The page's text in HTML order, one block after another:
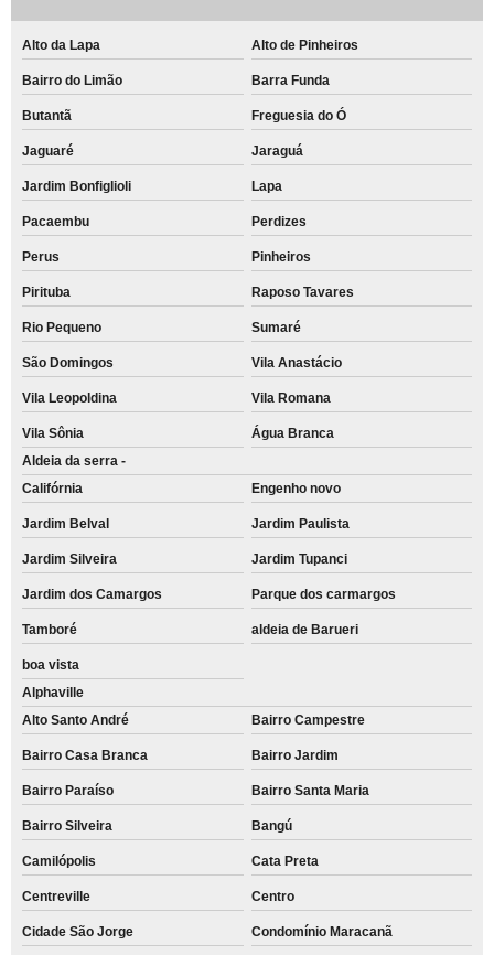
Alto da Lapa Alto de Pinheiros
Bairro do Limão Barra Funda
Butantã Freguesia do Ó
Jaguaré Jaraguá
Jardim Bonfiglioli Lapa
Pacaembu Perdizes
Perus Pinheiros
Pirituba Raposo Tavares
Rio Pequeno Sumaré
São Domingos Vila Anastácio
Vila Leopoldina Vila Romana
Vila Sônia
Água Branca
Aldeia da serra -
Califórnia
Engenho novo
Jardim Belval Jardim Paulista
Jardim Silveira Jardim Tupanci
Jardim dos Camargos Parque dos carmargos
Tamboré aldeia de Barueri
boa vista
Alphaville
Alto Santo André
Bairro Campestre
Bairro Casa Branca Bairro Jardim
Bairro Paraíso Bairro Santa Maria
Bairro Silveira Bangú
Camilópolis Cata Preta
Centreville Centro
Cidade São Jorge Condomínio Maracanã